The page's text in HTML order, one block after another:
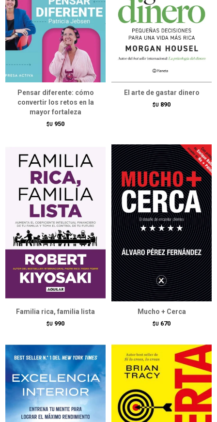
Pensar diferente: cómo
convertir los retos en la
mayor fortaleza
$U 950
El arte de gastar dinero
$U 890
Familia rica, familia lista
$U 990
Mucho + Cerca
$U 670